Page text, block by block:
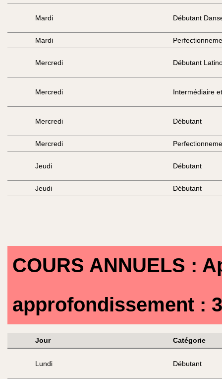
Mardi Débutant
Mardi
Mercredi Débutant
Mercredi Intermédiaire
Mercredi Débutant
Mercredi
Jeudi Débutant
Jeudi Débutant
COURS ANNUELS :
approfondissement :
Jour Catégorie
Lundi Débutant